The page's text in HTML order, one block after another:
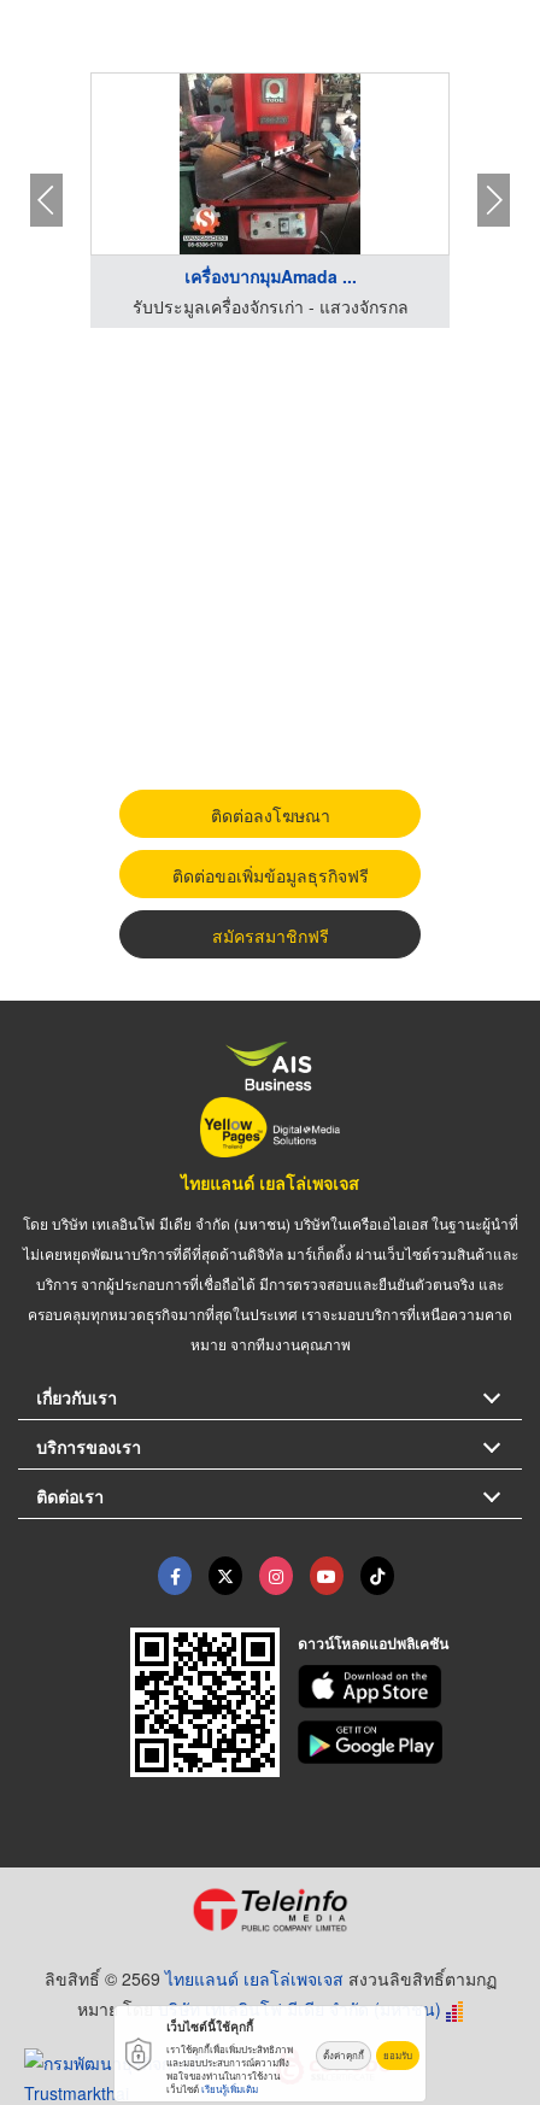
เครื่องบากมุมAmada ...
รับประมูลเครื่องจักรเก่า - แสวงจักรกล
ติดต่อลงโฆษณา
ติดต่อขอเพิ่มข้อมูลธุรกิจฟรี
สมัครสมาชิกฟรี
ไทยแลนด์ เยลโล่เพจเจส
โดย บริษัท เทเลอินโฟ มีเดีย จำกัด (มหาชน) บริษัทในเครือเอไอเอส ในฐานะผู้นำที่
ไม่เคยหยุดพัฒนาบริการที่ดีที่สุดด้านดิจิทัล มาร์เก็ตติ้ง ผ่านเว็บไซต์รวมสินค้าและ
บริการ จากผู้ประกอบการที่เชื่อถือได้ มีการตรวจสอบและยืนยันตัวตนจริง และ
ครอบคลุมทุกหมวดธุรกิจมากที่สุดในประเทศ เราจะมอบบริการที่เหนือความคาด
หมาย จากทีมงานคุณภาพ
เกี่ยวกับเรา
บริการของเรา
ติดต่อเรา
ดาวน์โหลดแอปพลิเคชัน
ลิขสิทธิ์ © 2569ไทยแลนด์ เยลโล่เพจเจส สงวนลิขสิทธิ์ตามกฏ
หมาย โดยบริษัท เทเลอินโฟ มีเดีย จำกัด (มหาชน)
เว็บไซต์นี้ใช้คุกกี้
เราใช้คุกกี้เพื่อเพิ่มประสิทธิภาพ
และมอบประสบการณ์ความพึง
พอใจของท่านในการใช้งาน
เว็บไซต์เรียนรู้เพิ่มเติม
ตั้งค่าคุกกี้ ยอมรับ